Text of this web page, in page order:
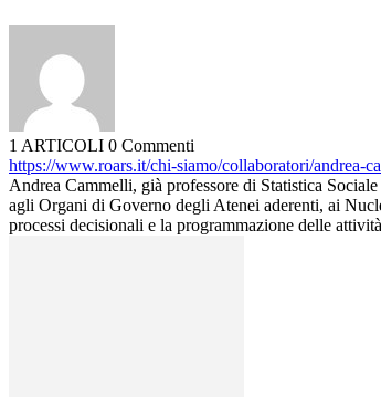
1 ARTICOLI 0 Commenti
https://www.roars.it/chi-siamo/collaboratori/andrea-
Andrea Cammelli, già professore di Statistica
agli Organi di Governo degli Atenei aderenti, ai
processi decisionali e la programmazione delle